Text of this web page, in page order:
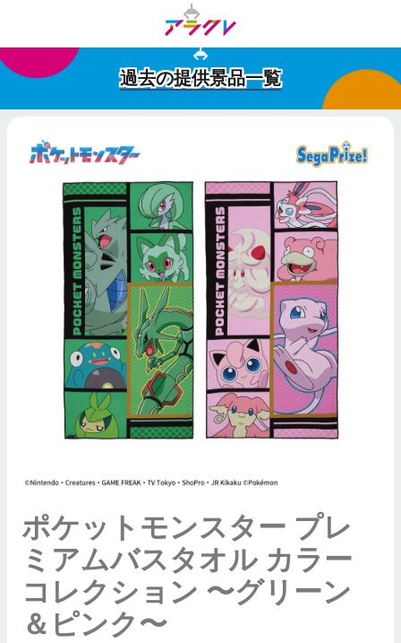
過去の提供景品一覧
ポケットモンスター プレ
ミアムバスタオル カラー
コレクション 〜グリーン
＆ピンク〜